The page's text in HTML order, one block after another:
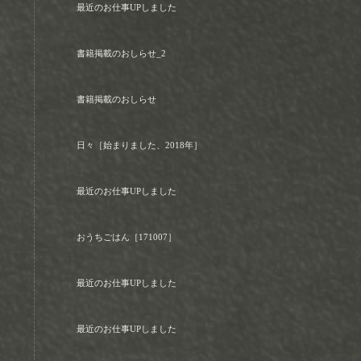
最近のお仕事UPしました
書籍掲載のおしらせ_2
書籍掲載のおしらせ
日々［始まりました、2018年］
最近のお仕事UPしました
おうちごはん［171007］
最近のお仕事UPしました
最近のお仕事UPしました